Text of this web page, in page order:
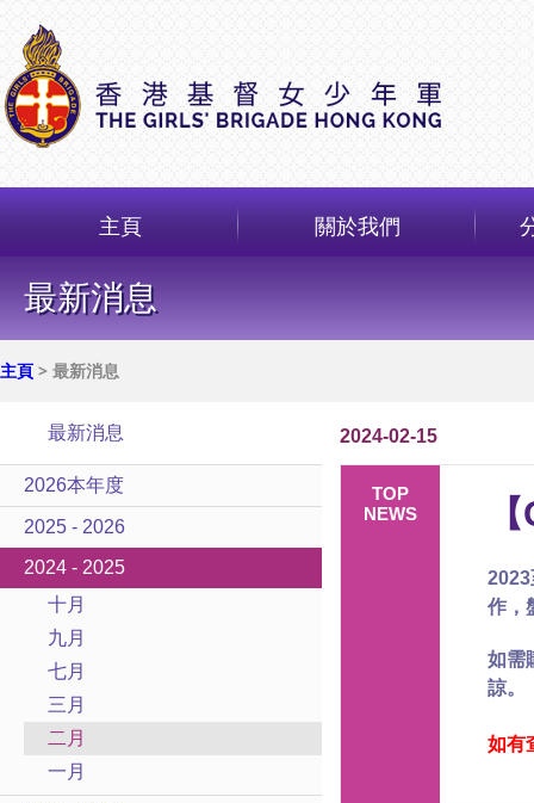
主頁 關於我們
最新消息
主頁 > 最新消息
最新消息
2026本年度
2025 - 2026
2024 - 2025
十月
九月
七月
三月
二月
一月
2024-02-15
TOP
NEWS
作，
如需
諒。
如有